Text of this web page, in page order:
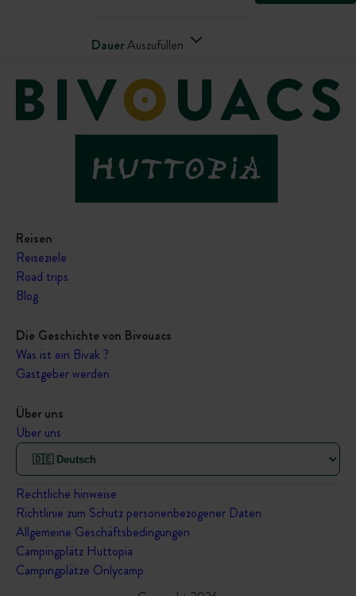
DauerAuszufüllen
Reisen
Reiseziele
Road trips
Blog
Die Geschichte von Bivouacs
Was ist ein Bivak ?
Gastgeber werden
Über uns
Über uns
Rechtliche hinweise
Richtlinie zum Schutz personenbezogener Daten
Allgemeine Geschäftsbedingungen
Campingplätz Huttopia
Campingplätze Onlycamp